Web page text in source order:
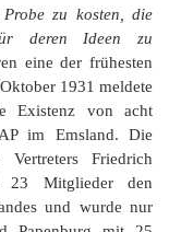
zu kosten, die
deren Ideen zu
eine der frühesten
1931 meldete
Existenz von acht
im Emsland. Die
Friedrich
23 Mitglieder den
und wurde nur